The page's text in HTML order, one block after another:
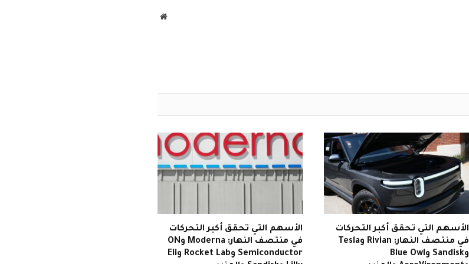
موقع
الأسهم التي تحقق أكبر التحركات
في منتصف النهار: Rivian وTesla
وSandisk وBlue Owl
الأسهم التي تحقق أكبر التحركات
في منتصف النهار: Moderna وON
Semiconductor وRocket Lab وEli